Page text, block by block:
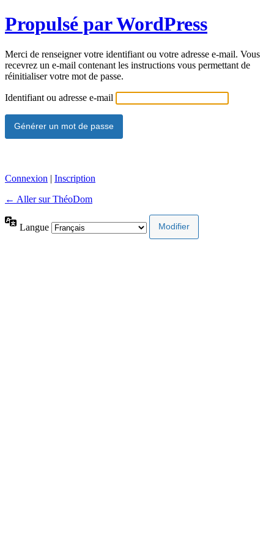
Propulsé par WordPress
Merci de renseigner votre identifiant ou votre adresse e-mail. Vous
recevrez un e-mail contenant les instructions vous permettant de
réinitialiser votre mot de passe.
Identifiant ou adresse e-mail
Connexion | Inscription
← Aller sur ThéoDom
Langue